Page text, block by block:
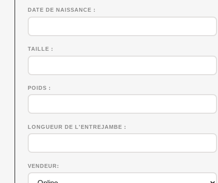
DATE DE NAISSANCE
TAILLE
POIDS
LONGUEUR DE L'ENTREJAMBE
VENDEUR